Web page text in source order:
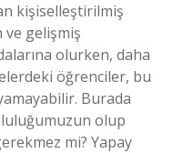
kişiselleştirilmiş
gelişmiş
olurken, daha
öğrenciler, bu
Burada
olup
mi? Yapay